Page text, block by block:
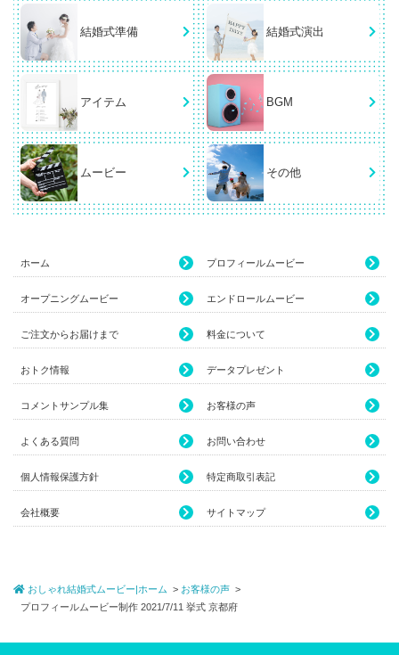
結婚式準備 結婚式演出
アイテム BGM
ムービー その他
ホーム プロフィールムービー
オープニングムービー エンドロールムービー
ご注文からお届けまで 料金について
おトク情報 データプレゼント
コメントサンプル集 お客様の声
よくある質問 お問い合わせ
個人情報保護方針 特定商取引表記
会社概要 サイトマップ
おしゃれ結婚式ムービー|ホーム
お客様の声
プロフィールムービー制作 2021/7/11 挙式 京都府